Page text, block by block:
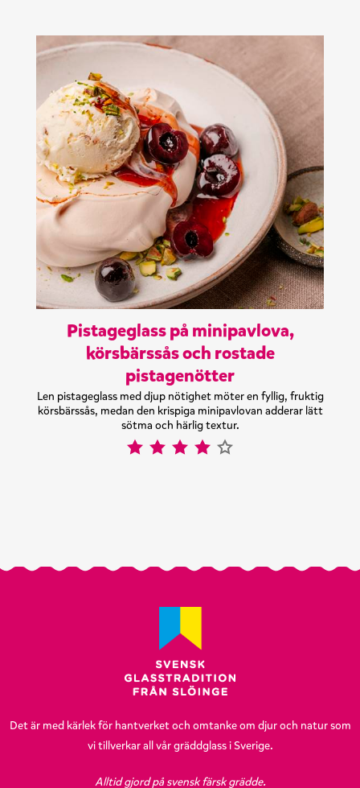
Pistageglass på minipavlova,
körsbärssås och rostade
pistagenötter
Len pistageglass med djup nötighet möter en fyllig, fruktig
körsbärssås, medan den krispiga minipavlovan adderar lätt
sötma och härlig textur.
Det är med kärlek för hantverket och omtanke om djur och natur som
vi tillverkar all vår gräddglass i Sverige.
Alltid gjord på svensk färsk grädde.